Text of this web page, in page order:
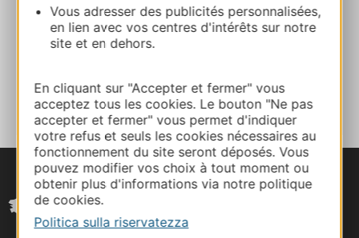
Vous adresser des publicités personnalisées,
en lien avec vos centres d'intérêts sur notre
site et en dehors.
En cliquant sur "Accepter et fermer" vous
acceptez tous les cookies. Le bouton "Ne pas
accepter et fermer" vous permet d'indiquer
votre refus et seuls les cookies nécessaires au
fonctionnement du site seront déposés. Vous
pouvez modifier vos choix à tout moment ou
obtenir plus d'informations via notre politique
de cookies.
Politica sulla riservatezza
Calcola il tuo percorso
AL TACCUINO